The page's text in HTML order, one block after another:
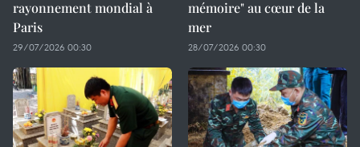
rayonnement mondial à
Paris
29/07/2026 00:30
mémoire" au cœur de la
mer
28/07/2026 00:30